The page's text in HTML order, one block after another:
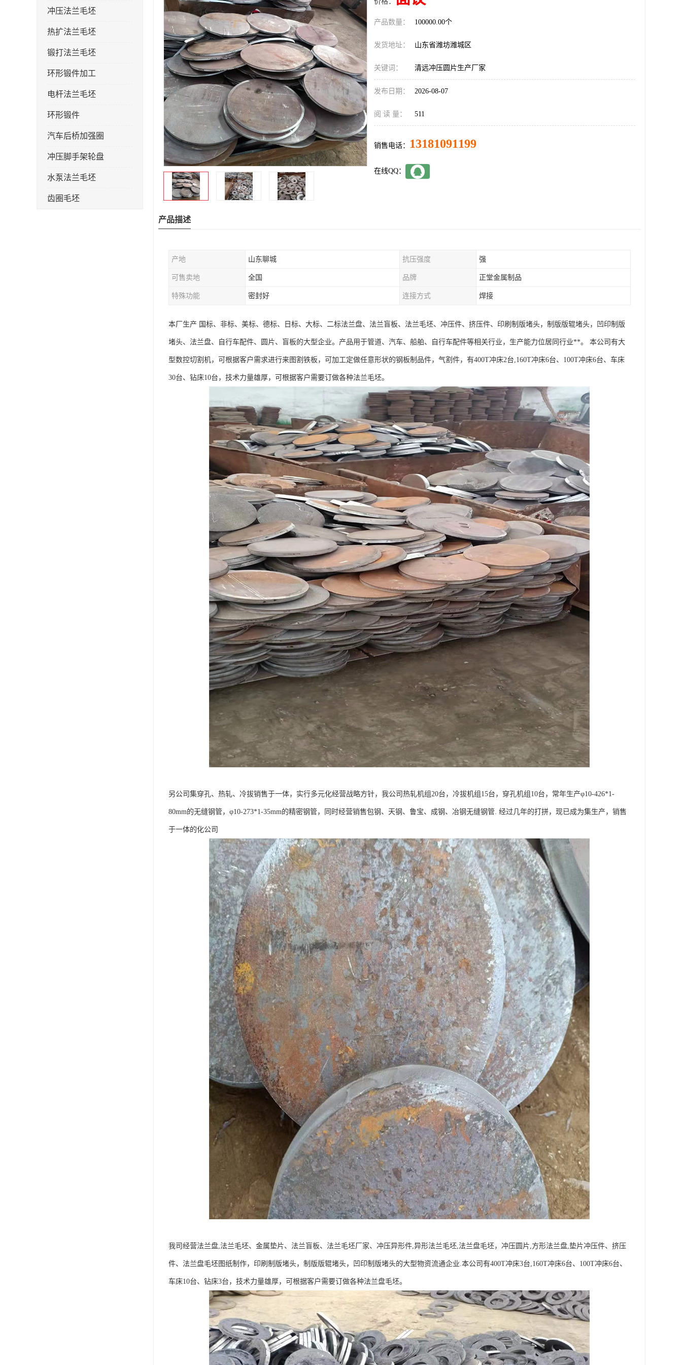
冲压法兰毛坯
热扩法兰毛坯
锻打法兰毛坯
环形锻件加工
电杆法兰毛坯
环形锻件
汽车后桥加强圈
冲压脚手架轮盘
水泵法兰毛坯
齿圈毛坯
产品数量： 100000.00个
发货地址： 山东省潍坊潍城区
关键词： 清远冲压圆片生产厂家
发布日期： 2026-08-07
阅 读 量： 511
销售电话： 13181091199
在线QQ：
产品描述
产地 山东聊城 抗压强度 强
可售卖地 全国 品牌 正堂金属制品
特殊功能 密封好 连接方式 焊接
本厂生产 国标、非标、美标、德标、日标、大标、二标法兰盘、法兰盲板、法兰毛坯、冲压件、挤压件、印刷制版堵头，制版版辊堵头，凹印制版
堵头、法兰盘、自行车配件、圆片、盲板的大型企业。产品用于管道、汽车、船舶、自行车配件等相关行业，生产能力位居同行业**。 本公司有大
型数控切割机，可根据客户需求进行来图割铁板，可加工定做任意形状的钢板制品件，气割件，有400T冲床2台,160T冲床6台、100T冲床6台、车床
30台、钻床10台，技术力量雄厚，可根据客户需要订做各种法兰毛坯。
另公司集穿孔、热轧、冷拔销售于一体，实行多元化经营战略方针，我公司热轧机组20台，冷拔机组15台，穿孔机组10台，常年生产φ10-426*1-
80mm的无缝钢管，φ10-273*1-35mm的精密钢管，同时经营销售包钢、天钢、鲁宝、成钢、冶钢无缝钢管. 经过几年的打拼，现已成为集生产，销售
于一体的化公司
我司经营法兰盘,法兰毛坯、金属垫片、法兰盲板、法兰毛坯厂家、冲压异形件,异形法兰毛坯,法兰盘毛坯，冲压圆片,方形法兰盘,垫片冲压件、挤压
件、法兰盘毛坯图纸制作，印刷制版堵头，制版版辊堵头，凹印制版堵头的大型物资流通企业.本公司有400T冲床3台,160T冲床6台、100T冲床6台、
车床10台、钻床3台，技术力量雄厚，可根据客户需要订做各种法兰盘毛坯。